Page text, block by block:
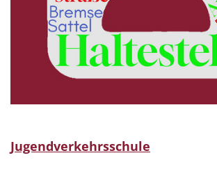
Jugendverkehrsschule